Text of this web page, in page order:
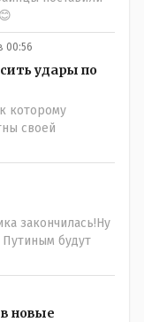
00:56
удары по
которому
своей
закончилась!Ну
Путиным будут
новые